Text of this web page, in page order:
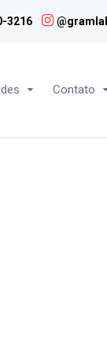
3216
Contato